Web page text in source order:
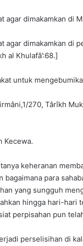
agar dimakamkan di
agar dimakamkan di
al Khulafâ’:68.]
untuk
270, Târîkh
Kecewa.
keheranan
bagaimana para
yang sungguh
hingga hari-hari
perpisahan pun
perselisihan di